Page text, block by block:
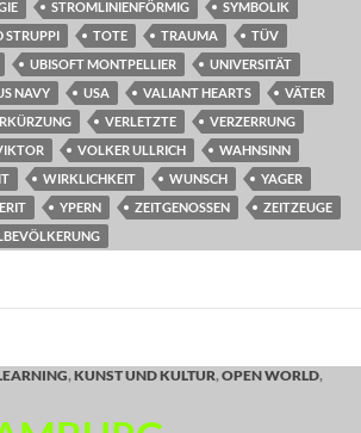
STROMLINIENFÖRMIG
SYMBOLIK
STRUPPI TOTE TRAUMA
TÜV
UBISOFT MONTPELLIER
UNIVERSITÄT
NAVY USA VALIANT HEARTS
VÄTER
VERLETZTE
VERZERRUNG
VOLKER ULLRICH
WAHNSINN
WIRKLICHKEIT WUNSCH
YAGER
YPERN ZEITGENOSSEN
ZEITZEUGE
,KUNST UND KULTUR,OPEN WORLD,